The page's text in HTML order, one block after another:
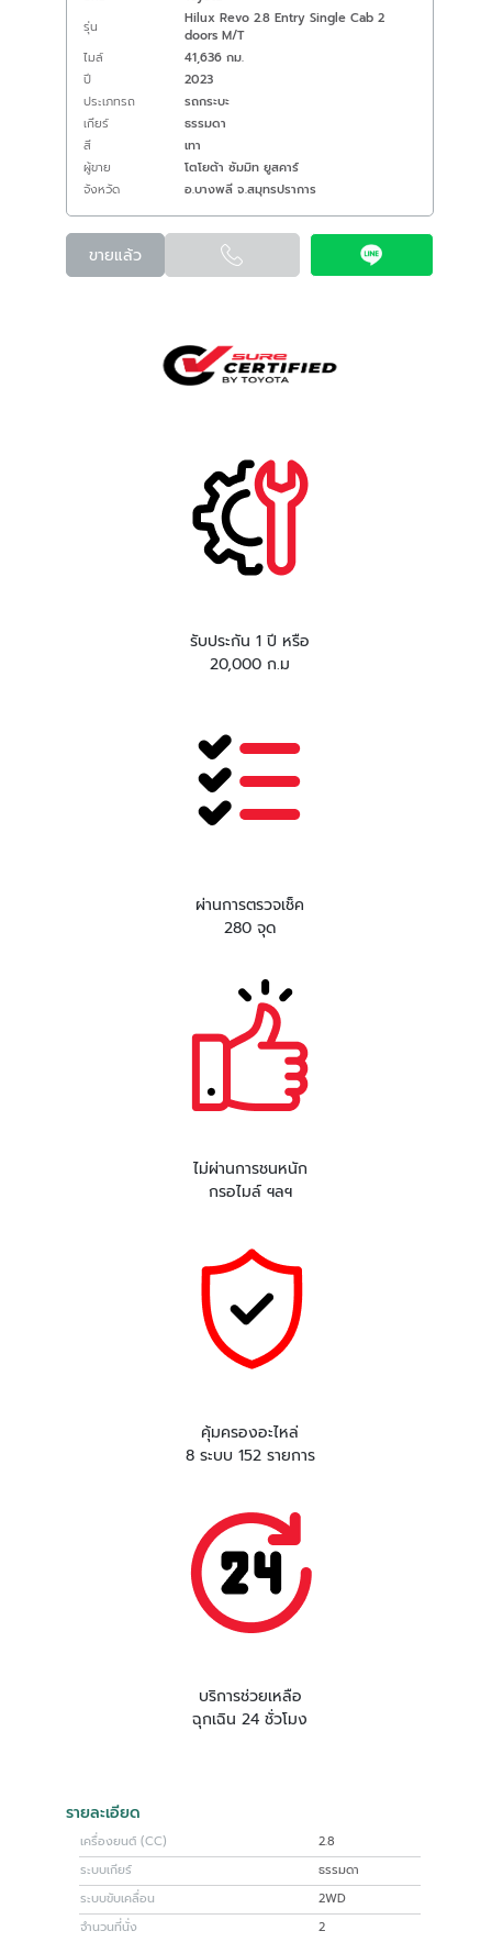
รุ่น
Hilux Revo 2.8 Entry Single Cab 2
doors M/T
ไมล์
41,636 กม.
ปี
2023
ประเภทรถ
รถกระบะ
เกียร์
ธรรมดา
สี
เทา
ผู้ขาย
โตโยต้า ซัมมิท ยูสคาร์
จังหวัด
อ.บางพลี จ.สมุทรปราการ
ขายแล้ว
รับประกัน 1 ปี หรือ
20,000 ก.ม
ผ่านการตรวจเช็ค
280 จุด
ไม่ผ่านการชนหนัก
กรอไมล์ ฯลฯ
คุ้มครองอะไหล่
8 ระบบ 152 รายการ
บริการช่วยเหลือ
ฉุกเฉิน 24 ชั่วโมง
รายละเอียด
เครื่องยนต์ (CC)
2.8
ระบบเกียร์
ธรรมดา
ระบบขับเคลื่อน
2WD
จำนวนที่นั่ง
2